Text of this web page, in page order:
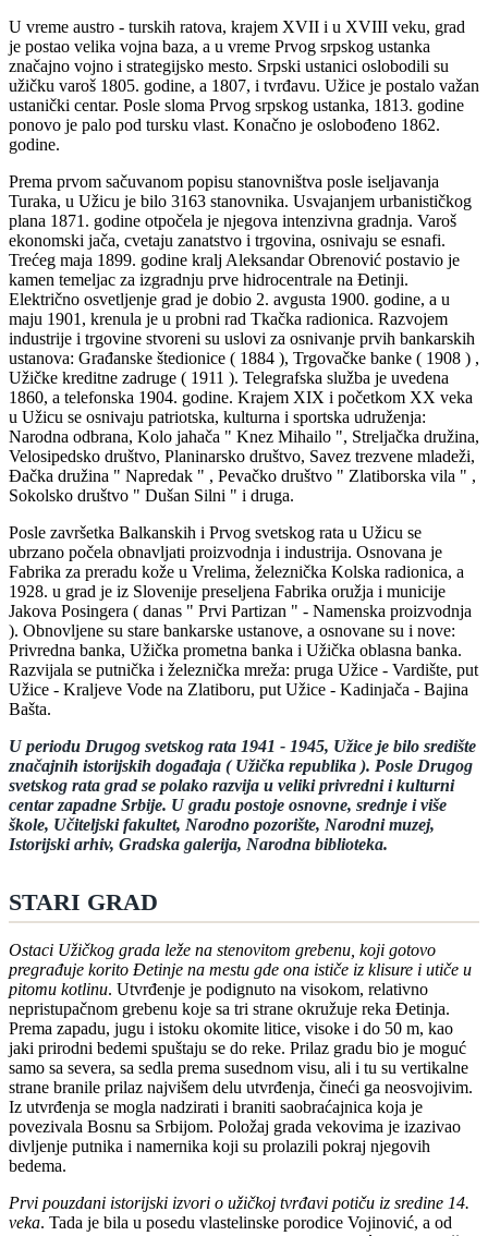
U vreme austro - turskih ratova, krajem XVII i u XVIII veku, grad
je postao velika vojna baza, a u vreme Prvog srpskog ustanka
značajno vojno i strategijsko mesto. Srpski ustanici oslobodili su
užičku varoš 1805. godine, a 1807, i tvrđavu. Užice je postalo važan
ustanički centar. Posle sloma Prvog srpskog ustanka, 1813. godine
ponovo je palo pod tursku vlast. Konačno je oslobođeno 1862.
godine.
Prema prvom sačuvanom popisu stanovništva posle iseljavanja
Turaka, u Užicu je bilo 3163 stanovnika. Usvajanjem urbanističkog
plana 1871. godine otpočela je njegova intenzivna gradnja. Varoš
ekonomski jača, cvetaju zanatstvo i trgovina, osnivaju se esnafi.
Trećeg maja 1899. godine kralj Aleksandar Obrenović postavio je
kamen temeljac za izgradnju prve hidrocentrale na Đetinji.
Električno osvetljenje grad je dobio 2. avgusta 1900. godine, a u
maju 1901, krenula je u probni rad Tkačka radionica. Razvojem
industrije i trgovine stvoreni su uslovi za osnivanje prvih bankarskih
ustanova: Građanske štedionice ( 1884 ), Trgovačke banke ( 1908 ) ,
Užičke kreditne zadruge ( 1911 ). Telegrafska služba je uvedena
1860, a telefonska 1904. godine. Krajem XIX i početkom XX veka
u Užicu se osnivaju patriotska, kulturna i sportska udruženja:
Narodna odbrana, Kolo jahača " Knez Mihailo ", Streljačka družina,
Velosipedsko društvo, Planinarsko društvo, Savez trezvene mladeži,
Đačka družina " Napredak " , Pevačko društvo " Zlatiborska vila " ,
Sokolsko društvo " Dušan Silni " i druga.
Posle završetka Balkanskih i Prvog svetskog rata u Užicu se
ubrzano počela obnavljati proizvodnja i industrija. Osnovana je
Fabrika za preradu kože u Vrelima, železnička Kolska radionica, a
1928. u grad je iz Slovenije preseljena Fabrika oružja i municije
Jakova Posingera ( danas " Prvi Partizan " - Namenska proizvodnja
). Obnovljene su stare bankarske ustanove, a osnovane su i nove:
Privredna banka, Užička prometna banka i Užička oblasna banka.
Razvijala se putnička i železnička mreža: pruga Užice - Vardište, put
Užice - Kraljeve Vode na Zlatiboru, put Užice - Kadinjača - Bajina
Bašta.
U periodu Drugog svetskog rata 1941 - 1945, Užice je bilo središte
značajnih istorijskih događaja ( Užička republika ). Posle Drugog
svetskog rata grad se polako razvija u veliki privredni i kulturni
centar zapadne Srbije. U gradu postoje osnovne, srednje i više
škole, Učiteljski fakultet, Narodno pozorište, Narodni muzej,
Istorijski arhiv, Gradska galerija, Narodna biblioteka.
STARI GRAD
Ostaci Užičkog grada leže na stenovitom grebenu, koji gotovo
pregrađuje korito Đetinje na mestu gde ona ističe iz klisure i utiče u
pitomu kotlinu. Utvrđenje je podignuto na visokom, relativno
nepristupačnom grebenu koje sa tri strane okružuje reka Ðetinja.
Prema zapadu, jugu i istoku okomite litice, visoke i do 50 m, kao
jaki prirodni bedemi spuštaju se do reke. Prilaz gradu bio je moguć
samo sa severa, sa sedla prema susednom visu, ali i tu su vertikalne
strane branile prilaz najvišem delu utvrđenja, čineći ga neosvojivim.
Iz utvrđenja se mogla nadzirati i braniti saobraćajnica koja je
povezivala Bosnu sa Srbijom. Položaj grada vekovima je izazivao
divljenje putnika i namernika koji su prolazili pokraj njegovih
bedema.
Prvi pouzdani istorijski izvori o užičkoj tvrđavi potiču iz sredine 14.
veka. Tada je bila u posedu vlastelinske porodice Vojinović, a od